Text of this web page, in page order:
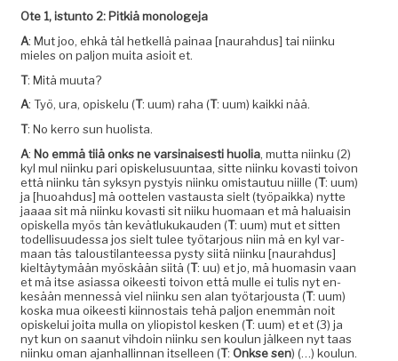
Ote 1, istun­to 2: Pitk­iä monologeja
A: Mut joo, ehkä täl het­kel­lä painaa [nau­rah­dus] tai niinku
mieles on paljon mui­ta asioit et.
T: Mitä muuta?
A: Työ, ura, opiskelu (T: uum) raha (T: uum) kaik­ki nää.
T: No ker­ro sun huolista.
A: No emmä tiiä onks ne varsi­nais­es­ti huo­lia, mut­ta niinku (2)
kyl mul niinku pari opiskelusu­un­taa, sitte niinku kovasti toivon
että niinku tän syksyn pystyis niinku omis­tau­tuu niille (T: uum)
ja [huoah­dus] mä oot­te­len vas­taus­ta sielt (työ­paik­ka) nytte
jaaaa sit mä niinku kovasti sit niiku huo­maan et mä halu­aisin
opiskel­la myös tän kevätlukukau­den (T: uum) mut et sit­ten
todel­lisu­udessa jos sielt tulee työ­tar­jous niin mä en kyl var­
maan täs talousti­lanteessa pysty siitä niinku [nau­rah­dus]
kieltäy­tymään myöskään siitä (T: uu) et jo, mä huo­masin vaan
et mä itse asi­as­sa oikeesti toivon että mulle ei tulis nyt en-
kesään men­nessä viel niinku sen alan työ­tar­jous­ta (T: uum)
kos­ka mua oikeesti kiin­nos­tais tehä paljon enem­män noit
opiskelui joi­ta mul­la on yliopis­tol kesken (T: uum) et et (3) ja
nyt kun on saanut vih­doin niinku sen koulun jäl­keen nyt taas
niinku oman ajan­hallinnan itselleen (T: Onkse sen) (…) koulun.